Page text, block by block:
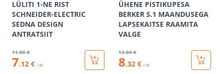
LÜLITI 1-NE RIST
SCHNEIDER-ELECTRIC
SEDNA DESIGN
ANTRATSIIT
11.86 €
7.12 € / tk
ÜHENE PISTIKUPESA
BERKER S.1 MAANDUSEGA
LAPSEKAITSE RAAMITA
VALGE
13.86 €
8.32 € / tk